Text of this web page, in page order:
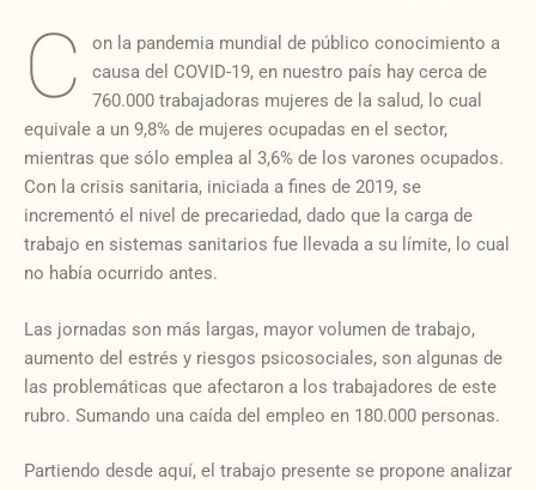
C
on la pandemia mundial de público conocimiento a
causa del COVID-19, en nuestro país hay cerca de
760.000 trabajadoras mujeres de la salud, lo cual
equivale a un 9,8% de mujeres ocupadas en el sector,
mientras que sólo emplea al 3,6% de los varones ocupados.
Con la crisis sanitaria, iniciada a fines de 2019, se
incrementó el nivel de precariedad, dado que la carga de
trabajo en sistemas sanitarios fue llevada a su límite, lo cual
no había ocurrido antes.
Las jornadas son más largas, mayor volumen de trabajo,
aumento del estrés y riesgos psicosociales, son algunas de
las problemáticas que afectaron a los trabajadores de este
rubro. Sumando una caída del empleo en 180.000 personas.
Partiendo desde aquí, el trabajo presente se propone analizar